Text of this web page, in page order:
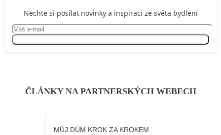
Nechte si posílat novinky a inspiraci ze světa bydlení
ČLÁNKY NA PARTNERSKÝCH WEBECH
MŮJ DŮM KROK ZA KROKEM